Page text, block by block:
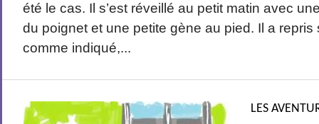
été le cas. Il s’est réveillé au petit matin avec
du poignet et une petite gène au pied. Il a
comme indiqué,...
LES